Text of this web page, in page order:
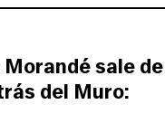
sale de
del Muro: